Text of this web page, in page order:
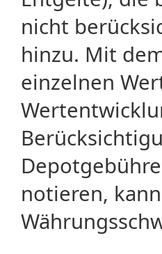
nicht
hinzu. Mit
einzelnen
notieren,